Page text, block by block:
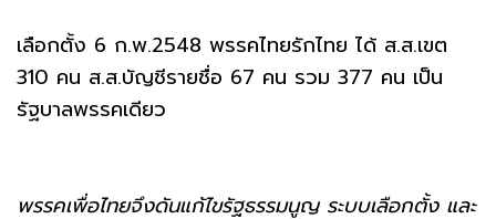
เลือกตั้ง 6 ก.พ.2548 พรรคไทยรักไทย ได้ ส.ส.เขต
310 คน ส.ส.บัญชีรายชื่อ 67 คน รวม 377 คน เป็น
รัฐบาลพรรคเดียว
พรรคเพื่อไทยจึงดันแก้ไขรัฐธรรมนูญ ระบบเลือกตั้ง และ